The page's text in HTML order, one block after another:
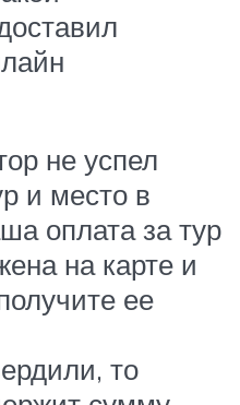
не успел
и место в
оплата за тур
на карте и
ее
то